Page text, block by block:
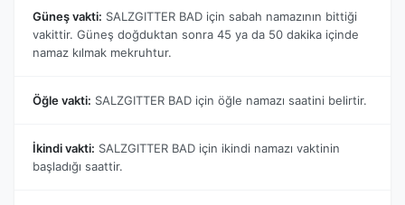
Güneş vakti: SALZGITTER BAD için sabah namazının bittiği
vakittir. Güneş doğduktan sonra 45 ya da 50 dakika içinde
namaz kılmak mekruhtur.
Öğle vakti: SALZGITTER BAD için öğle namazı saatini belirtir.
İkindi vakti: SALZGITTER BAD için ikindi namazı vaktinin
başladığı saattir.